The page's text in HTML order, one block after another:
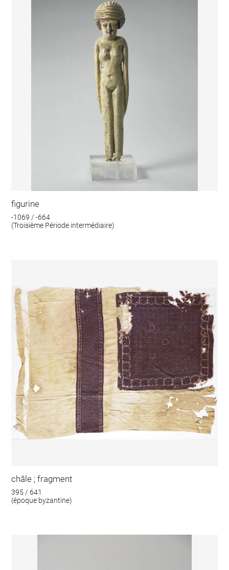
figurine
-1069 / -664
(Troisième Période intermédiaire)
châle ; fragment
395 / 641
(époque byzantine)